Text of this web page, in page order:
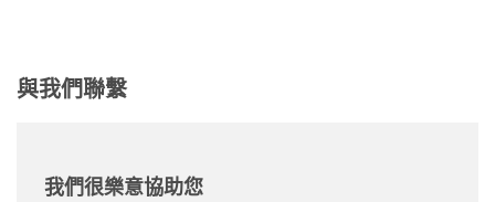
與我們聯繫
我們很樂意協助您